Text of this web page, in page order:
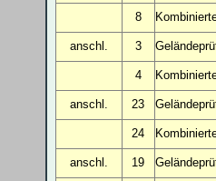
8
anschl. 3
4
anschl. 23
24
anschl. 19